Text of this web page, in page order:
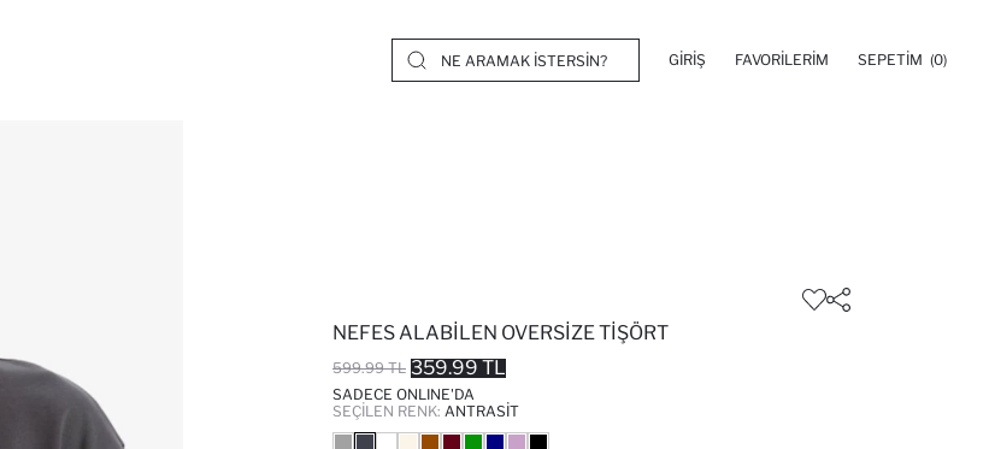
GIRIŞ FAVORILERIM SEPETIM (0)
NEFES ALABILEN OVERSIZE TIŞÖRT
599.99 TL 359.99 TL
SADECE ONLINE'DA
SEÇILEN RENK: ANTRASIT
GELINCE HABER VER
SEPETE EKLENIYOR
SEPETE EKLENDI
FAVORILERE EKLENDI